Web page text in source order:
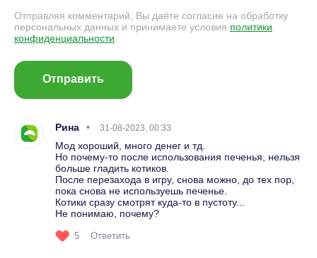
Отправляя комментарий, Вы даёте согласие на обработку
персональных данных и принимаете условия политики
конфиденциальности.
Отправить
Рина 31-08-2023, 00:33
Мод хороший, много денег и тд.
Но почему-то после использования печенья, нельзя
больше гладить котиков.
После перезахода в игру, снова можно, до тех пор,
пока снова не используешь печенье.
Котики сразу смотрят куда-то в пустоту...
Не понимаю, почему?
5 Ответить